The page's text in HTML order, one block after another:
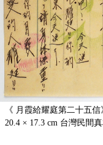
《 月霞給耀庭第二十五信
20.4 × 17.3 cm 台灣民間